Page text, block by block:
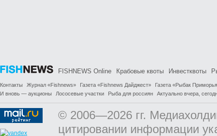
FISHNEWS Online Крабовые квоты Инвестквоты
Контакты Журнал «Fishnews» Газета «Fishnews Дайджест»
Газета «Рыбак
И вновь — аукционы
Лососевые участки Рыба для россиян Актуально вчера,
© 2006—2026 гг.
цитировании информации